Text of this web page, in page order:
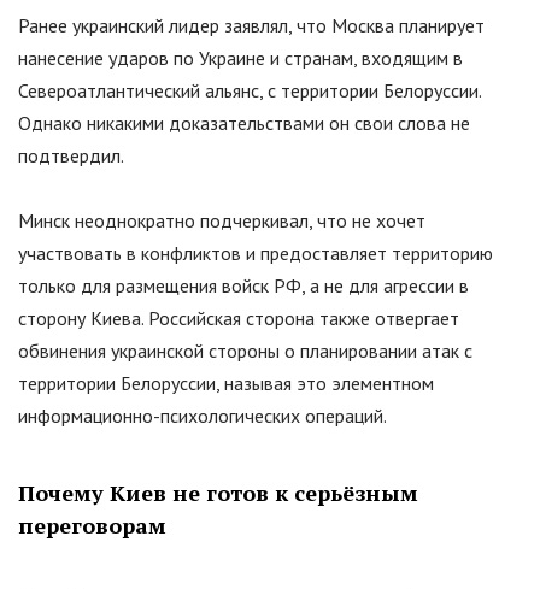
Ранее украинский лидер заявлял, что Москва планирует
нанесение ударов по Украине и странам, входящим в
Североатлантический альянс, с территории Белоруссии.
Однако никакими доказательствами он свои слова не
подтвердил.
Минск неоднократно подчеркивал, что не хочет
участвовать в конфликтов и предоставляет территорию
только для размещения войск РФ, а не для агрессии в
сторону Киева. Российская сторона также отвергает
обвинения украинской стороны о планировании атак с
территории Белоруссии, называя это элементном
информационно-психологических операций.
Почему Киев не готов к серьёзным
переговорам